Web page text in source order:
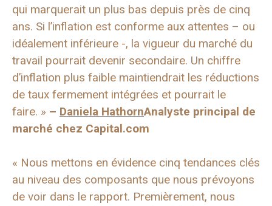
qui marquerait un plus bas depuis près de cinq
ans. Si l’inflation est conforme aux attentes – ou
idéalement inférieure -, la vigueur du marché du
travail pourrait devenir secondaire. Un chiffre
d’inflation plus faible maintiendrait les réductions
de taux fermement intégrées et pourrait le
faire. » – Daniela HathornAnalyste principal de
marché chez Capital.com
« Nous mettons en évidence cinq tendances clés
au niveau des composants que nous prévoyons
de voir dans le rapport. Premièrement, nous